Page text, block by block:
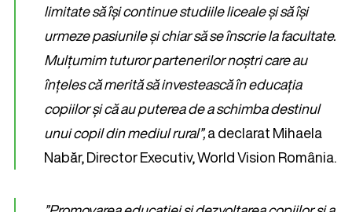
limitate să își continue studiile liceale și să își
urmeze pasiunile și chiar să se înscrie la facultate.
Mulțumim tuturor partenerilor noștri care au
înțeles că merită să investească în educația
copiilor și că au puterea de a schimba destinul
unui copil din mediul rural”,a declarat Mihaela
Nabăr, Director Executiv, World Vision România.